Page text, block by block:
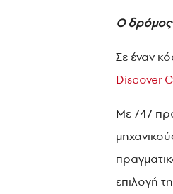
Ο δρόμος
Σε έναν
Discover
Με 747
επιλογή